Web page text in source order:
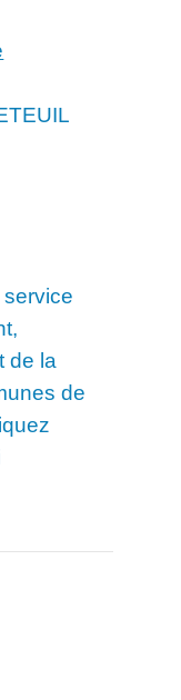
de la
de